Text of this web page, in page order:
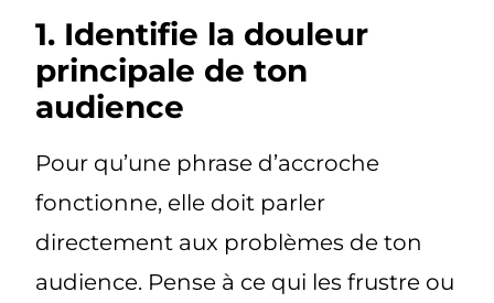
1. Identifie la douleur
principale de ton
audience
Pour qu’une phrase d’accroche
fonctionne, elle doit parler
directement aux problèmes de ton
audience. Pense à ce qui les frustre ou